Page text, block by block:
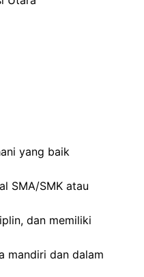
yang baik
SMA/SMK atau
dan memiliki
mandiri dan dalam